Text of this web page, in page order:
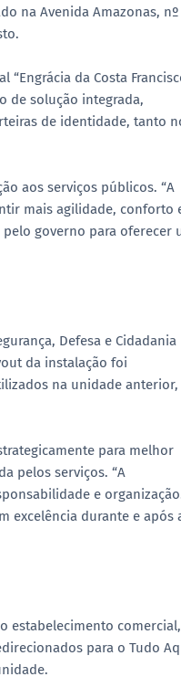
na Avenida Amazonas, nº
da Costa
de solução integrada,
de identidade, tanto
aos serviços públicos. “A
mais agilidade, conforto
governo para oferecer
Defesa e Cidadania
da instalação foi
na unidade anterior,
para melhor
pelos serviços. “A
e
excelência durante e após
estabelecimento comercial,
para o Tudo